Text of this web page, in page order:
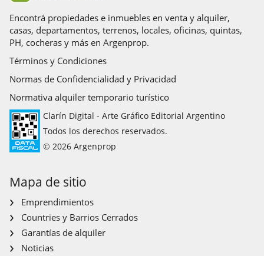
Encontrá propiedades e inmuebles en venta y alquiler,
casas, departamentos, terrenos, locales, oficinas, quintas,
PH, cocheras y más en Argenprop.
Términos y Condiciones
Normas de Confidencialidad y Privacidad
Normativa alquiler temporario turístico
Clarín Digital - Arte Gráfico Editorial Argentino
Todos los derechos reservados.
© 2026 Argenprop
Mapa de sitio
Emprendimientos
Countries y Barrios Cerrados
Garantías de alquiler
Noticias